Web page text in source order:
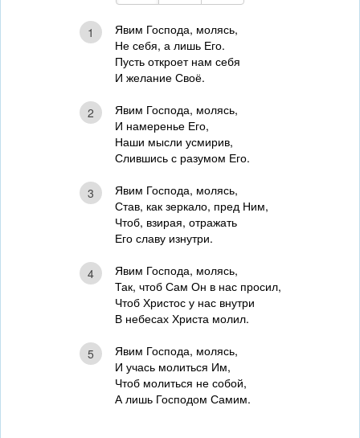
1
Явим Господа, молясь,
Не себя, а лишь Его.
Пусть откроет нам себя
И желание Своё.
2
Явим Господа, молясь,
И намеренье Его,
Наши мысли усмирив,
Слившись с разумом Его.
3
Явим Господа, молясь,
Став, как зеркало, пред Ним,
Чтоб, взирая, отражать
Его славу изнутри.
4
Явим Господа, молясь,
Так, чтоб Сам Он в нас просил,
Чтоб Христос у нас внутри
В небесах Христа молил.
5
Явим Господа, молясь,
И учась молиться Им,
Чтоб молиться не собой,
А лишь Господом Самим.